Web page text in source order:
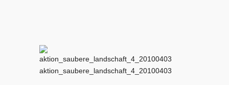
aktion_saubere_landschaft_4_20100403